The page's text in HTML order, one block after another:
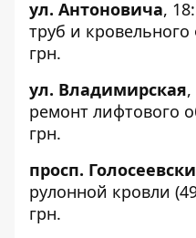
ул. Антоновича, 18
труб и
грн.
ул. Владимирская,
ремонт лифтового
грн.
просп.
рулонной кровли
грн.